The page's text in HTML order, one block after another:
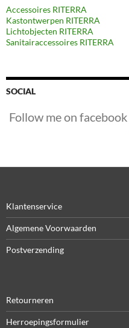
Accessoires RITERRA
Kastontwerpen RITERRA
Lichtobjecten RITERRA
Sanitairaccessoires RITERRA
SOCIAL
Follow me on facebook
Klantenservice
Algemene Voorwaarden
Postverzending
Retourneren
Herroepingsformulier